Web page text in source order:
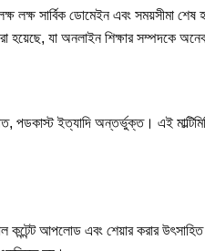
লক্ষ সার্বিক ডোমেইন এবং সময়সীমা শেষ
যা অনলাইন শিক্ষার সম্পদকে
ইত্যাদি অন্তর্ভুক্ত। এই
কন্টেন্ট আপলোড এবং শেয়ার করার